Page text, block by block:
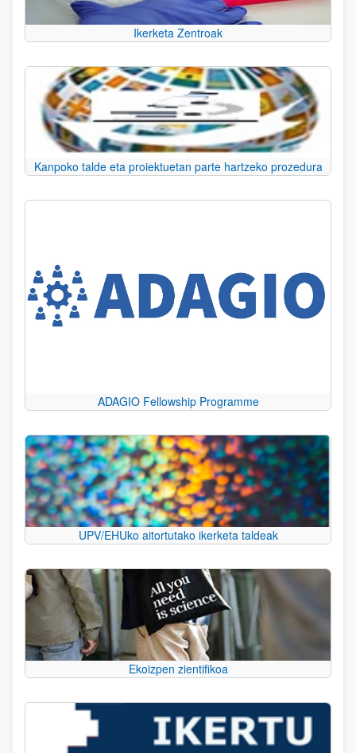
Ikerketa Zentroak
Kanpoko talde eta proiektuetan parte hartzeko prozedura
ADAGIO Fellowship Programme
UPV/EHUko aitortutako ikerketa taldeak
Ekoizpen zientifikoa